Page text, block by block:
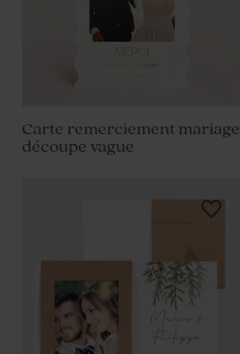
Carte remerciement mariage
découpe vague